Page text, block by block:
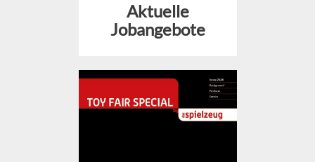
Aktuelle
Jobangebote